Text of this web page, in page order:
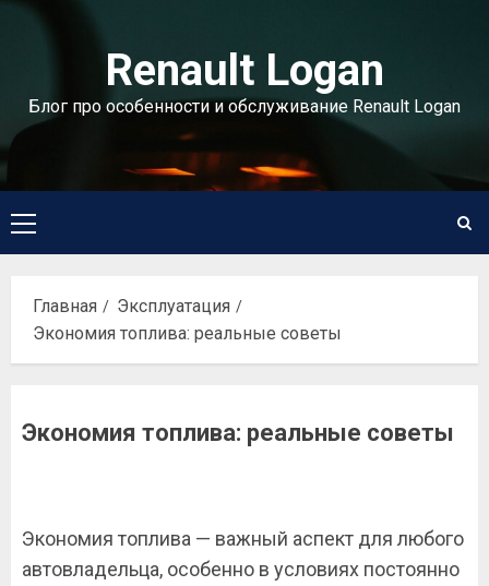
Перейти
содержимомуRenault Logan
Блог про особенности и обслуживание Renault Logan
Основное
меню
Главная
Эксплуатация
Экономия топлива: реальные советы
Экономия топлива: реальные советы
Экономия топлива — важный аспект для любого
автовладельца, особенно в условиях постоянно